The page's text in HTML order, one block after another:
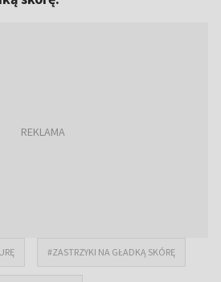
#ZASTRZYKI NA GŁADKĄ SKÓRĘ